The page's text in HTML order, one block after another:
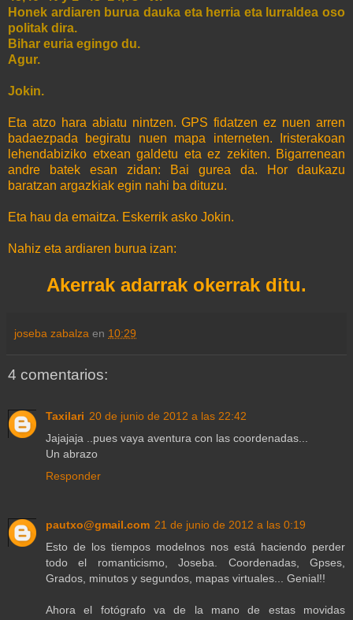
Honek ardiaren burua dauka eta herria eta lurraldea oso
politak dira.
Bihar euria egingo du.
Agur.
Jokin.
Eta atzo hara abiatu nintzen. GPS fidatzen ez nuen arren
badaezpada begiratu nuen mapa interneten. Iristerakoan
lehendabiziko etxean galdetu eta ez zekiten. Bigarrenean
andre batek esan zidan: Bai gurea da. Hor daukazu
baratzan argazkiak egin nahi ba dituzu.
Eta hau da emaitza. Eskerrik asko Jokin.
Nahiz eta ardiaren burua izan:
Akerrak adarrak okerrak ditu.
joseba zabalza en 10:29
4 comentarios:
Taxilari 20 de junio de 2012 a las 22:42
Jajajaja ..pues vaya aventura con las coordenadas...
Un abrazo
Responder
pautxo@gmail.com 21 de junio de 2012 a las 0:19
Esto de los tiempos modelnos nos está haciendo perder
todo el romanticismo, Joseba. Coordenadas, Gpses,
Grados, minutos y segundos, mapas virtuales... Genial!!
Ahora el fotógrafo va de la mano de estas movidas